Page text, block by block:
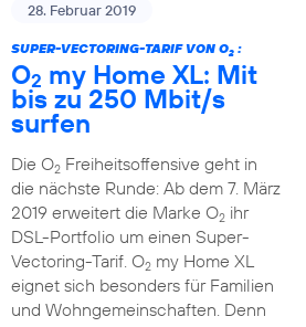
28. Februar 2019
SUPER-VECTORING-TARIF VON O2:
O2 my Home XL: Mit
bis zu 250 Mbit/s
surfen
Die O2Freiheitsoffensive geht in
die nächste Runde: Ab dem 7. März
2019 erweitert die Marke O2ihr
DSL-Portfolio um einen Super-
Vectoring-Tarif. O2my Home XL
eignet sich besonders für Familien
und Wohngemeinschaften. Denn